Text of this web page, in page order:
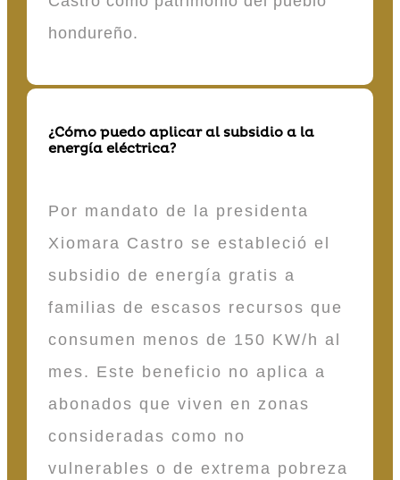
hondureño.
¿Cómo puedo aplicar al subsidio a la
energía eléctrica?
Por mandato de la presidenta
Xiomara Castro se estableció el
subsidio de energía gratis a
familias de escasos recursos que
consumen menos de 150 KW/h al
mes. Este beneficio no aplica a
abonados que viven en zonas
consideradas como no
vulnerables o de extrema pobreza